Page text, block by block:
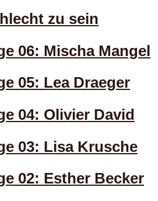
zu sein
06: Mischa Mangel
05: Lea Draeger
04: Olivier David
03: Lisa Krusche
02: Esther Becker